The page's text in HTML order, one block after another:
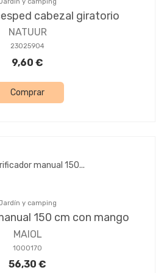
cabezal giratorio
NATUUR
23025904
9,60 €
Comprar
y camping
150 cm con mango
MAIOL
1000170
56,30 €